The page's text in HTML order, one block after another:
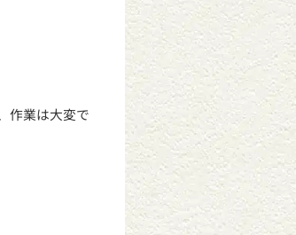
作業は大変で